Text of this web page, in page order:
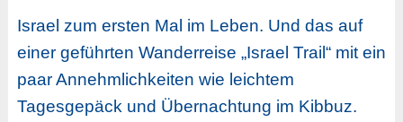
Israel zum ersten Mal im Leben. Und das auf
einer geführten Wanderreise „Israel Trail“ mit ein
paar Annehmlichkeiten wie leichtem
Tagesgepäck und Übernachtung im Kibbuz.